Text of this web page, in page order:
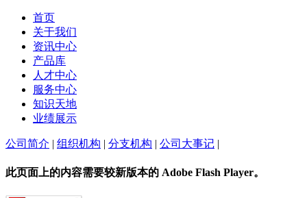
首页
关于我们
资讯中心
产品库
人才中心
服务中心
知识天地
业绩展示
公司简介 | 组织机构 | 分支机构 | 公司大事记 |
此页面上的内容需要较新版本的 Adobe Flash Player。